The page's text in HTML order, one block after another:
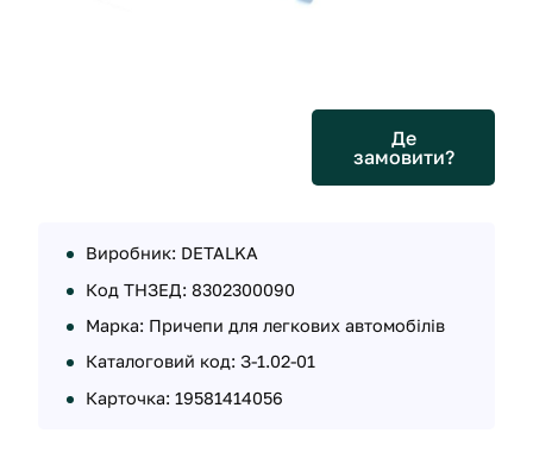
Де
замовити?
Виробник: DETALKA
Код ТНЗЕД: 8302300090
Марка: Причепи для легкових автомобілів
Каталоговий код: З-1.02-01
Карточка: 19581414056